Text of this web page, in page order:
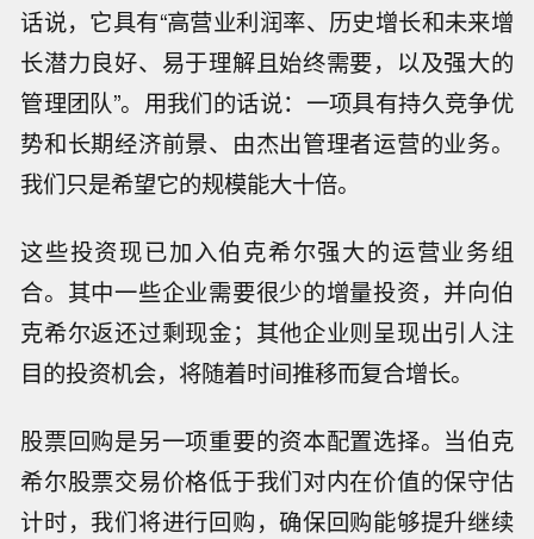
话说，它具有“高营业利润率、历史增长和未来增
长潜力良好、易于理解且始终需要，以及强大的
管理团队”。用我们的话说：一项具有持久竞争优
势和长期经济前景、由杰出管理者运营的业务。
我们只是希望它的规模能大十倍。
这些投资现已加入伯克希尔强大的运营业务组
合。其中一些企业需要很少的增量投资，并向伯
克希尔返还过剩现金；其他企业则呈现出引人注
目的投资机会，将随着时间推移而复合增长。
股票回购是另一项重要的资本配置选择。当伯克
希尔股票交易价格低于我们对内在价值的保守估
计时，我们将进行回购，确保回购能够提升继续